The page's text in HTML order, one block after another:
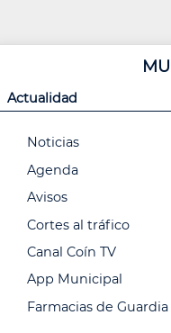
Actualidad
Noticias
Agenda
Avisos
Cortes al tráfico
Canal Coín TV
App Municipal
Farmacias de Guardia